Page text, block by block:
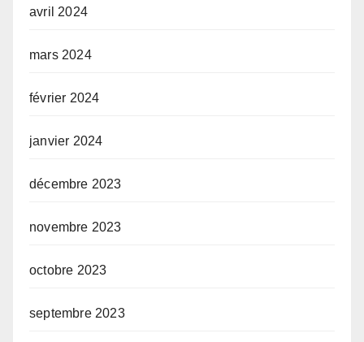
avril 2024
mars 2024
février 2024
janvier 2024
décembre 2023
novembre 2023
octobre 2023
septembre 2023